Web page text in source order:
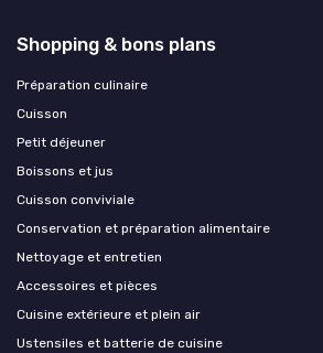
Shopping & bons plans
Préparation culinaire
Cuisson
Petit déjeuner
Boissons et jus
Cuisson conviviale
Conservation et préparation alimentaire
Nettoyage et entretien
Accessoires et pièces
Cuisine extérieure et plein air
Ustensiles et batterie de cuisine